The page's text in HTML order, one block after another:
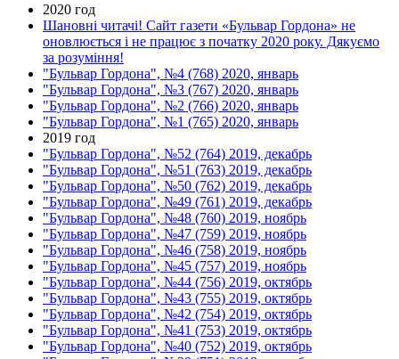
2020 год
Шановні читачі! Сайт газети «Бульвар Гордона» не
оновлюється і не працює з початку 2020 року. Дякуємо
за розуміння!
"Бульвар Гордона", №4 (768) 2020, январь
"Бульвар Гордона", №3 (767) 2020, январь
"Бульвар Гордона", №2 (766) 2020, январь
"Бульвар Гордона", №1 (765) 2020, январь
2019 год
"Бульвар Гордона", №52 (764) 2019, декабрь
"Бульвар Гордона", №51 (763) 2019, декабрь
"Бульвар Гордона", №50 (762) 2019, декабрь
"Бульвар Гордона", №49 (761) 2019, декабрь
"Бульвар Гордона", №48 (760) 2019, ноябрь
"Бульвар Гордона", №47 (759) 2019, ноябрь
"Бульвар Гордона", №46 (758) 2019, ноябрь
"Бульвар Гордона", №45 (757) 2019, ноябрь
"Бульвар Гордона", №44 (756) 2019, октябрь
"Бульвар Гордона", №43 (755) 2019, октябрь
"Бульвар Гордона", №42 (754) 2019, октябрь
"Бульвар Гордона", №41 (753) 2019, октябрь
"Бульвар Гордона", №40 (752) 2019, октябрь